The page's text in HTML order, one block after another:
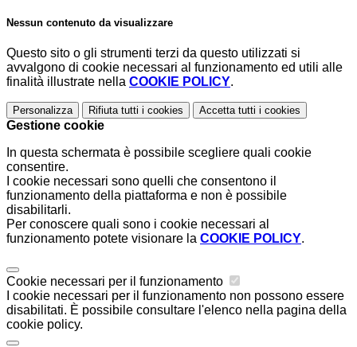
Nessun contenuto da visualizzare
Questo sito o gli strumenti terzi da questo utilizzati si
avvalgono di cookie necessari al funzionamento ed utili alle
finalità illustrate nella COOKIE POLICY.
Personalizza Rifiuta tutti i cookies Accetta tutti i cookies
Gestione cookie
In questa schermata è possibile scegliere quali cookie
consentire.
I cookie necessari sono quelli che consentono il
funzionamento della piattaforma e non è possibile
disabilitarli.
Per conoscere quali sono i cookie necessari al
funzionamento potete visionare la COOKIE POLICY.
Cookie necessari per il funzionamento
I cookie necessari per il funzionamento non possono essere
disabilitati. È possibile consultare l'elenco nella pagina della
cookie policy.